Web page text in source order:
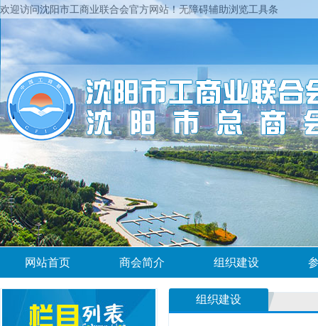
欢迎访问沈阳市工商业联合会官方网站！无障碍辅助浏览工具条
网站首页 商会简介 组织建设
组织建设